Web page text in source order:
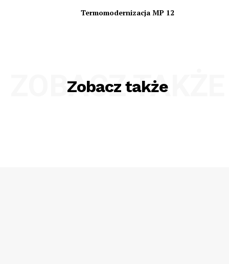
Termomodernizacja MP 12
Zobacz także
ZOBACZ TAKŻE